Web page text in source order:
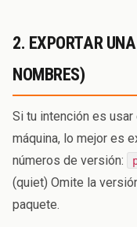
2. EXPORTAR
NOMBRES)
Si tu intención es
máquina, lo mejor es
números de versión:
(quiet) Omite la
paquete.